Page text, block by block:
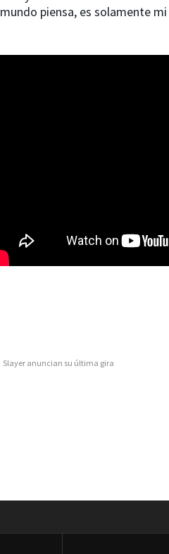
piensa, es solamente
Slayer anuncian su última gira